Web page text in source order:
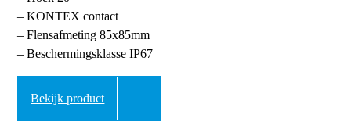
– KONTEX contact
– Flensafmeting 85x85mm
– Beschermingsklasse IP67
Bekijk product